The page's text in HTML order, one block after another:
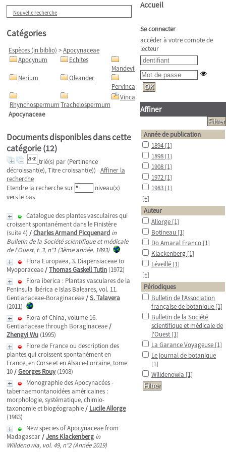
Nouvelle recherche
Catégories
Espèces (in biblio) >Apocynaceae
Apocynum
Echites
Mandevilla
Nerium
Oleander
Pervinca
RhynchospermumTrachelospermum
Vinca
Apocynaceae
Documents disponibles dans cette
catégorie (12)
trié(s) par (Pertinence
décroissant(e), Titre croissant(e)) Affiner la
recherche
Etendre la recherche sur
niveau(x)
vers le bas
Catalogue des plantes vasculaires qui
croissent spontanément dans le Finistère
(suite 4) /Charles Armand Picquenard in
Bulletin de la Société scientifique et médicale
de l'Ouest, t. 3, n°1 (3ème année, 1893)
Flora Europaea, 3. Diapensiaceae to
Myoporaceae/Thomas Gaskell Tutin (1972)
Flora iberica : Plantas vasculares de la
Peninsula Ibérica e Islas Baleares, vol. 11.
Gentianaceae-Boraginaceae/S. Talavera
(2011)
Flora of China, volume 16.
Gentianaceae through Boraginaceae/
Zhengyi Wu (1995)
Flore de France ou description des
plantes qui croissent spontanément en
France, en Corse et en Alsace-Lorraine, tome
10/Georges Rouy(1908)
Monographie des Apocynacées -
tabernaemontanoidées américaines :
morphologie, systématique, chimio-
taxonomie et biogéographie/ Lucile Allorge
(1983)
New species of Apocynaceae from
Madagascar/Jens Klackenberg in
Willdenowia, vol. 49, n°2 (Année 2019)
Accueil
Se connecter
accéder à votre compte de
lecteur
Affiner
Année de publication
1894 [1]
1898 [1]
1908 [1]
1972 [1]
1983 [1]
[+]
Auteur
Allorge [1]
Botineau [1]
Do Amaral Franco [1]
Klackenberg [1]
Léveillé [1]
[+]
Périodiques
Bulletin de l'Association
française de botanique [1]
Bulletin de la Société
scientifique et médicale de
l'Ouest [1]
La Garance Voyageuse [1]
Le journal de botanique
[1]
Willdenowia [1]